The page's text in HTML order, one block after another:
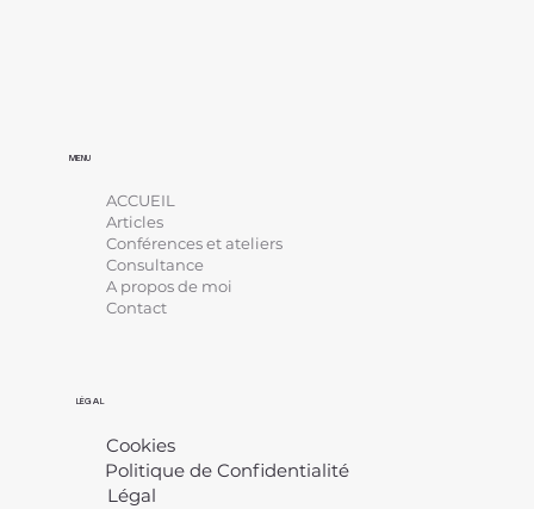
LÉGAL
Cookies
Politique de Confidentialité
Légal
MENU
ACCUEIL
Articles
Conférences et ateliers
Consultance
A propos de moi
Contact